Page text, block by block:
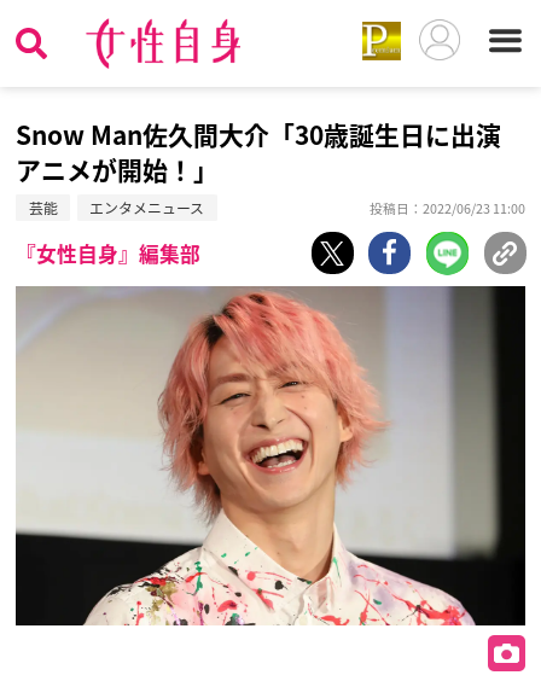
Snow Man佐久間大介「30歳誕生日に出演
アニメが開始！」
芸能 エンタメニュース 投稿日：2022/06/23 11:00
『女性自身』編集部